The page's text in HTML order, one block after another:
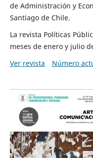
de Administración y
Santiago de Chile.
La revista Políticas
meses de enero y julio
Ver revista
Número